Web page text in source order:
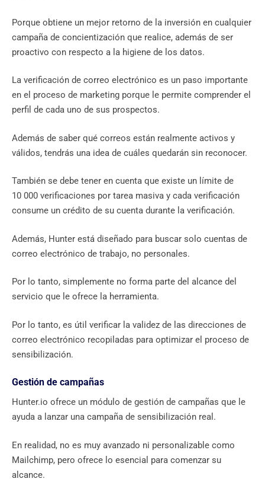
Porque obtiene un mejor retorno de la inversión en cualquier
campaña de concientización que realice, además de ser
proactivo con respecto a la higiene de los datos.
La verificación de correo electrónico es un paso importante
en el proceso de marketing porque le permite comprender el
perfil de cada uno de sus prospectos.
Además de saber qué correos están realmente activos y
válidos, tendrás una idea de cuáles quedarán sin reconocer.
También se debe tener en cuenta que existe un límite de
10 000 verificaciones por tarea masiva y cada verificación
consume un crédito de su cuenta durante la verificación.
Además, Hunter está diseñado para buscar solo cuentas de
correo electrónico de trabajo, no personales.
Por lo tanto, simplemente no forma parte del alcance del
servicio que le ofrece la herramienta.
Por lo tanto, es útil verificar la validez de las direcciones de
correo electrónico recopiladas para optimizar el proceso de
sensibilización.
Gestión de campañas
Hunter.io ofrece un módulo de gestión de campañas que le
ayuda a lanzar una campaña de sensibilización real.
En realidad, no es muy avanzado ni personalizable como
Mailchimp, pero ofrece lo esencial para comenzar su
alcance.